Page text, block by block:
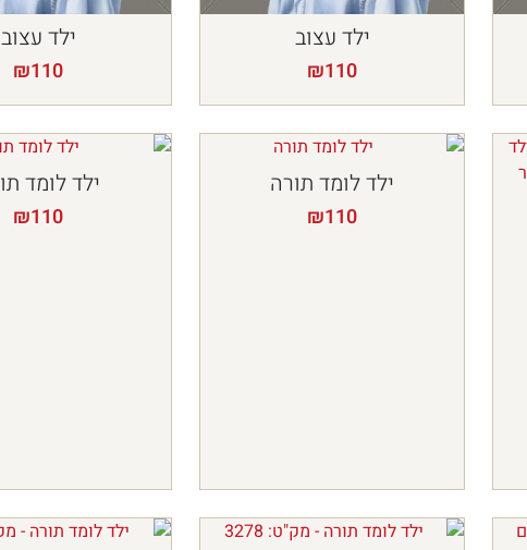
ילד עצוב
₪110
ילד עצוב
₪110
ילד לומד תורה
₪110
ילד לומד
₪110